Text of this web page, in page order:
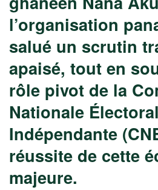
l’organisation
salué un scrutin
apaisé, tout en
rôle pivot de la
Nationale
Indépendante
réussite de cette
majeure.